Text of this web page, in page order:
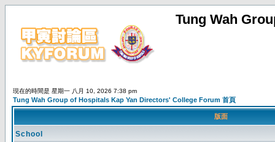
Tung Wah
現在的時間是 星期一 八月 10, 2026 7:38 pm
Tung Wah Group of Hospitals Kap Yan Directors' College Forum 首頁
版面
School